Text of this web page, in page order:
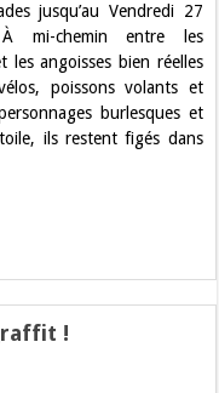
jusqu’au Vendredi 27
mi-chemin entre les
les angoisses bien réelles
poissons volants et
burlesques et
ils restent figés dans
!